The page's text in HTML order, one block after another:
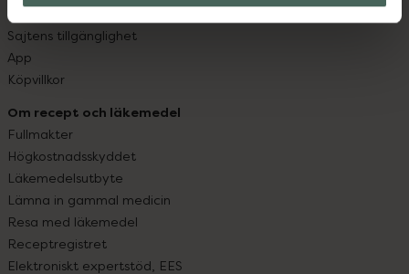
Kundklubb
Sajtens tillgänglighet
App
Köpvillkor
Om recept och läkemedel
Fullmakter
Högkostnadsskyddet
Läkemedelsutbyte
Lämna in gammal medicin
Resa med läkemedel
Receptregistret
Elektroniskt expertstöd, EES